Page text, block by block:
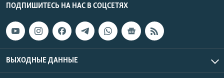
ПОДПИШИТЕСЬ НА НАС В СОЦСЕТЯХ
ВЫХОДНЫЕ ДАННЫЕ